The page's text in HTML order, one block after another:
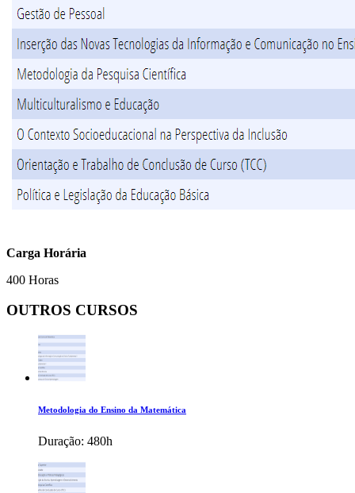
Carga Horária
400 Horas
OUTROS CURSOS
Metodologia do Ensino da Matemática
Duração: 480h